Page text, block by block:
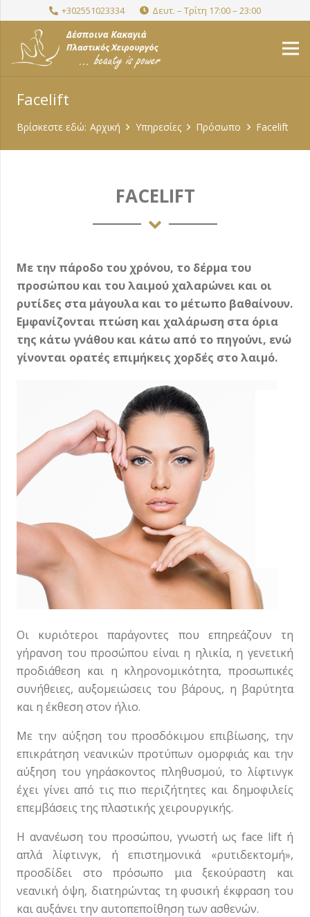
+302551023334 Δευτ. – Τρίτη 17:00 – 23:00
Facelift
Βρίσκεστε εδώ: Αρχική Υπηρεσίες Πρόσωπο Facelift
FACELIFT
Με την πάροδο του χρόνου, το δέρμα του
προσώπου και του λαιμού χαλαρώνει και οι
ρυτίδες στα μάγουλα και το μέτωπο βαθαίνουν.
Εμφανίζονται πτώση και χαλάρωση στα όρια
της κάτω γνάθου και κάτω από το πηγούνι, ενώ
γίνονται ορατές επιμήκεις χορδές στο λαιμό.
Οι κυριότεροι παράγοντες που επηρεάζουν τη
γήρανση του προσώπου είναι η ηλικία, η γενετική
προδιάθεση και η κληρονομικότητα, προσωπικές
συνήθειες, αυξομειώσεις του βάρους, η βαρύτητα
και η έκθεση στον ήλιο.
Με την αύξηση του προσδόκιμου επιβίωσης, την
επικράτηση νεανικών προτύπων ομορφιάς και την
αύξηση του γηράσκοντος πληθυσμού, το λίφτινγκ
έχει γίνει από τις πιο περιζήτητες και δημοφιλείς
επεμβάσεις της πλαστικής χειρουργικής.
Η ανανέωση του προσώπου, γνωστή ως face lift ή
απλά λίφτινγκ, ή επιστημονικά «ρυτιδεκτομή»,
προσδίδει στο πρόσωπο μια ξεκούραστη και
νεανική όψη, διατηρώντας τη φυσική έκφραση του
και αυξάνει την αυτοπεποίθηση των ασθενών.